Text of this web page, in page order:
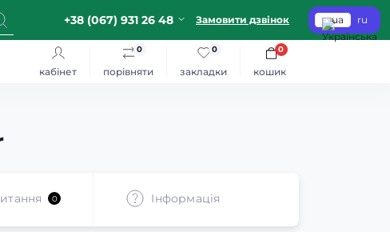
+38 (067) 931 26 48 Замовити дзвінок ua ru
кабінет
порівняти
0
закладки
0
кошик
0
0 Iнформація